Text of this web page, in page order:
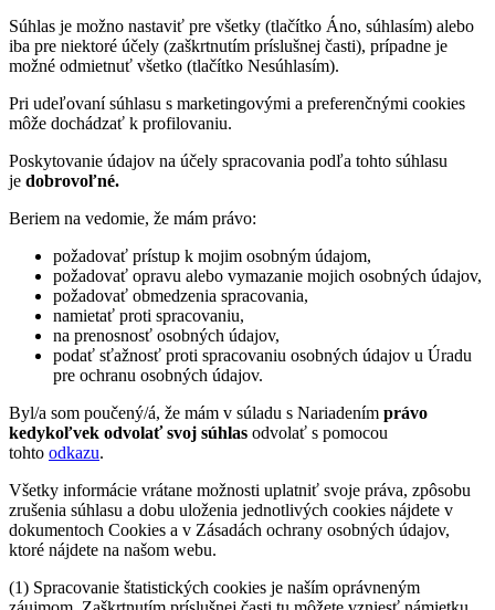
Súhlas je možno nastaviť pre všetky (tlačítko Áno, súhlasím) alebo
iba pre niektoré účely (zaškrtnutím príslušnej časti), prípadne je
možné odmietnuť všetko (tlačítko Nesúhlasím).
Pri udeľovaní súhlasu s marketingovými a preferenčnými cookies
môže dochádzať k profilovaniu.
Poskytovanie údajov na účely spracovania podľa tohto súhlasu
je dobrovoľné.
Beriem na vedomie, že mám právo:
požadovať prístup k mojim osobným údajom,
požadovať opravu alebo vymazanie mojich osobných údajov,
požadovať obmedzenia spracovania,
namietať proti spracovaniu,
na prenosnosť osobných údajov,
podať sťažnosť proti spracovaniu osobných údajov u Úradu
pre ochranu osobných údajov.
Byl/a som poučený/á, že mám v súladu s Nariadením právo
kedykoľvek odvolať svoj súhlas odvolať s pomocou
tohto odkazu.
Všetky informácie vrátane možnosti uplatniť svoje práva, zpôsobu
zrušenia súhlasu a dobu uloženia jednotlivých cookies nájdete v
dokumentoch Cookies a v Zásadách ochrany osobných údajov,
ktoré nájdete na našom webu.
(1) Spracovanie štatistických cookies je naším oprávneným